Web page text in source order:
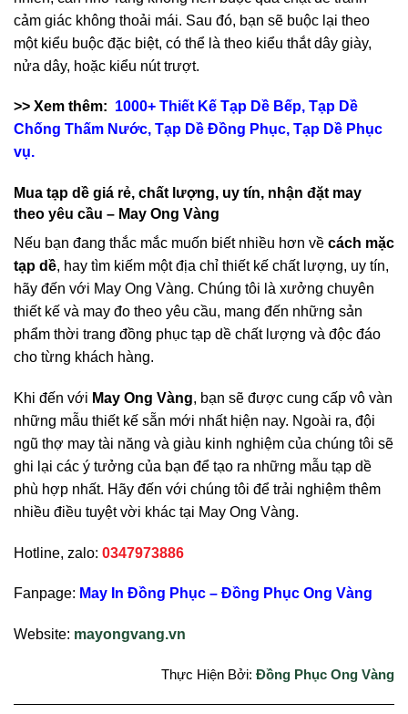
cảm giác không thoải mái. Sau đó, bạn sẽ buộc lại theo
một kiểu buộc đặc biệt, có thể là theo kiểu thắt dây giày,
nửa dây, hoặc kiểu nút trượt.
>> Xem thêm: 1000+ Thiết Kế Tạp Dề Bếp, Tạp Dề
Chống Thấm Nước, Tạp Dề Đồng Phục, Tạp Dề Phục
vụ.
Mua tạp dề giá rẻ, chất lượng, uy tín, nhận đặt may
theo yêu cầu – May Ong Vàng
Nếu bạn đang thắc mắc muốn biết nhiều hơn về cách mặc
tạp dề, hay tìm kiếm một địa chỉ thiết kế chất lượng, uy tín,
hãy đến với May Ong Vàng. Chúng tôi là xưởng chuyên
thiết kế và may đo theo yêu cầu, mang đến những sản
phẩm thời trang đồng phục tạp dề chất lượng và độc đáo
cho từng khách hàng.
Khi đến với May Ong Vàng, bạn sẽ được cung cấp vô vàn
những mẫu thiết kế sẵn mới nhất hiện nay. Ngoài ra, đội
ngũ thợ may tài năng và giàu kinh nghiệm của chúng tôi sẽ
ghi lại các ý tưởng của bạn để tạo ra những mẫu tạp dề
phù hợp nhất. Hãy đến với chúng tôi để trải nghiệm thêm
nhiều điều tuyệt vời khác tại May Ong Vàng.
Hotline, zalo: 0347973886
Fanpage: May In Đồng Phục – Đồng Phục Ong Vàng
Website: mayongvang.vn
Thực Hiện Bởi: Đồng Phục Ong Vàng